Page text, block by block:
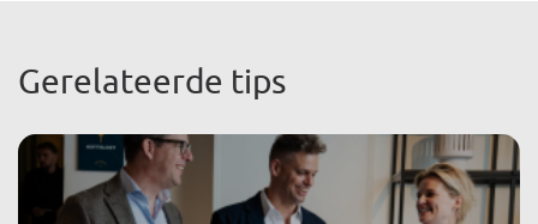
Gerelateerde tips